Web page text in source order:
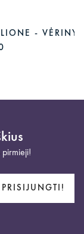
- VĖRINYS
pirmieji!
PRISIJUNGTI!